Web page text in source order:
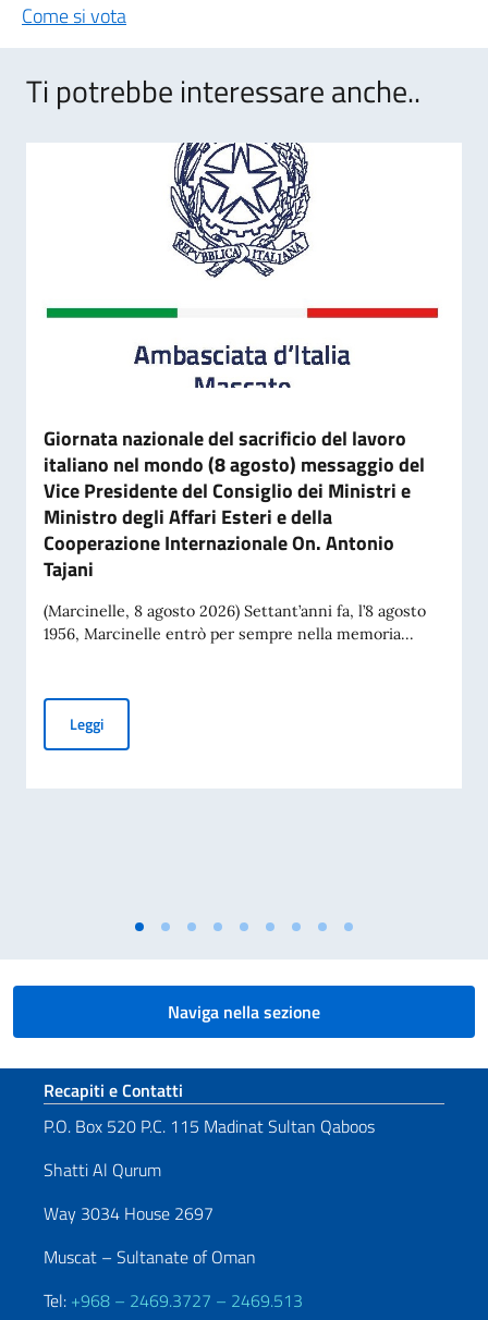
Come si vota
Ti potrebbe interessare anche..
Giornata nazionale del sacrificio del lavoro
italiano nel mondo (8 agosto) messaggio del
Vice Presidente del Consiglio dei Ministri e
Ministro degli Affari Esteri e della
Cooperazione Internazionale On. Antonio
Tajani
(Marcinelle, 8 agosto 2026) Settant’anni fa, l’8 agosto
1956, Marcinelle entrò per sempre nella memoria...
LeggiGiornata nazionale del sacrificio del lavoro italiano nel
Naviga nella sezione
Sezione footer
Recapiti e Contatti
P.O. Box 520 P.C. 115 Madinat Sultan Qaboos
Shatti Al Qurum
Way 3034 House 2697
Muscat – Sultanate of Oman
Tel: +968 – 2469.3727 – 2469.513